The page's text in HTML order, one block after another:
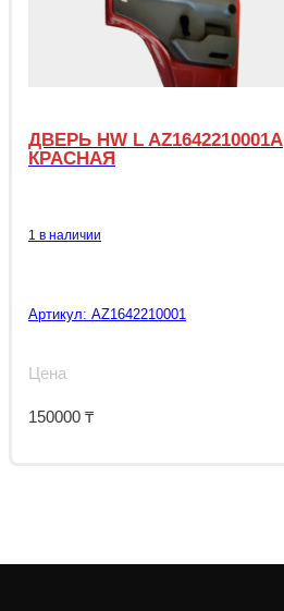
ДВЕРЬ HW L AZ1642210001A
КРАСНАЯ
1 в наличии
Артикул: AZ1642210001
Цена
150000 ₸